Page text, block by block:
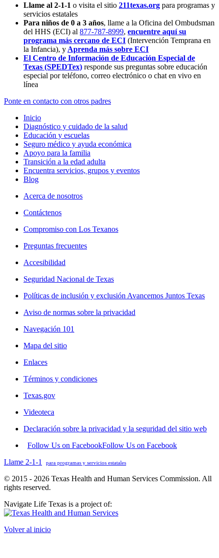
Llame al 2-1-1 o visita el sitio 211texas.org para programas y
servicios estatales
Para niños de 0 a 3 años, llame a la Oficina del Ombudsman
del HHS (ECI) al 877-787-8999, encuentre aquí su
programa más cercano de ECI (Intervención Temprana en
la Infancia), y Aprenda más sobre ECI
El Centro de Información de Educación Especial de
Texas (SPEDTex) responde sus preguntas sobre educación
especial por teléfono, correo electrónico o chat en vivo en
línea
Ponte en contacto con otros padres
Inicio
Diagnóstico y cuidado de la salud
Educación y escuelas
Seguro médico y ayuda económica
Apoyo para la familia
Transición a la edad adulta
Encuentra servicios, grupos y eventos
Blog
Acerca de nosotros
Contáctenos
Compromiso con Los Texanos
Preguntas frecuentes
Accesibilidad
Seguridad Nacional de Texas
Políticas de inclusión y exclusión Avancemos Juntos Texas
Aviso de normas sobre la privacidad
Navegación 101
Mapa del sitio
Enlaces
Términos y condiciones
Texas.gov
Videoteca
Declaración sobre la privacidad y la seguridad del sitio web
Follow Us on FacebookFollow Us on Facebook
Llame 2-1-1
para programas y servicios estatales
© 2015 - 2026 Texas Health and Human Services Commission. All
rights reserved.
Navigate Life Texas is a project of:
Volver al inicio